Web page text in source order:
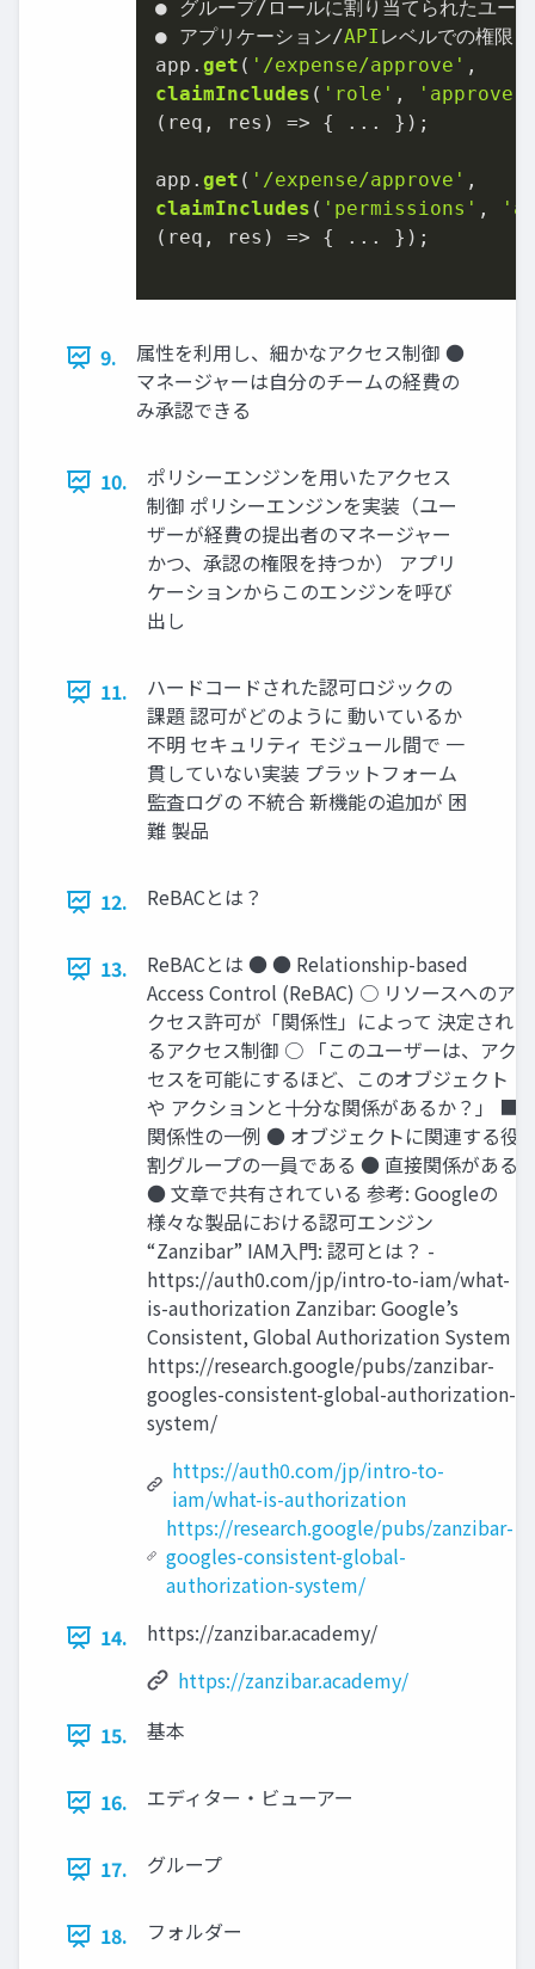
● グループ/ロールに割り当てられたユー
● アプリケーション/API レベルでの権限
app. get ( '/expense/approve'
claimIncludes ( 'role' ,
( req, res ) => { ... });
app. get ( '/expense/approve'
claimIncludes ( 'permissions' ,
( req, res ) => { ... });
9.
属性を利用し、細かなアクセス制御 ●
マネージャーは自分のチームの経費の
み承認できる
10.
ポリシーエンジンを用いたアクセス
制御 ポリシーエンジンを実装（ユー
ザーが経費の提出者のマネージャー
かつ、承認の権限を持つか） アプリ
ケーションからこのエンジンを呼び
出し
11.
ハードコードされた認可ロジックの
課題 認可がどのように 動いているか
不明 セキュリティ モジュール間で ⼀
貫していない実装 プラットフォーム
監査ログの 不統合 新機能の追加が 困
難 製品
12. ReBACとは？
13.
ReBACとは ● ● Relationship-based
Access Control (ReBAC) ○ リソースへのア
クセス許可が「関係性」によって 決定され
るアクセス制御 ○ 「このユーザーは、アク
セスを可能にするほど、このオブジェクト
や アクションと⼗分な関係があるか？」 ■
関係性の⼀例 ● オブジェクトに関連する役
割グループの⼀員である ● 直接関係がある
● ⽂章で共有されている 参考: Googleの
様々な製品における認可エンジン
“Zanzibar” IAM⼊⾨: 認可とは？ -
https://auth0.com/jp/intro-to-iam/what-
is-authorization Zanzibar: Google’s
Consistent, Global Authorization System -
https://research.google/pubs/zanzibar-
googles-consistent-global-authorization-
system/
https://auth0.com/jp/intro-to-
iam/what-is-authorization
https://research.google/pubs/zanzibar-
googles-consistent-global-
authorization-system/
14.
https://zanzibar.academy/
https://zanzibar.academy/
15.
基本
16. エディター‧ビューアー
17. グループ
18. フォルダー